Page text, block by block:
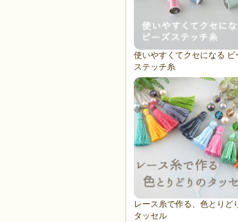
使いやすくてクセになる ビ
ステッチ糸
レース糸で作る、色とりど
タッセル